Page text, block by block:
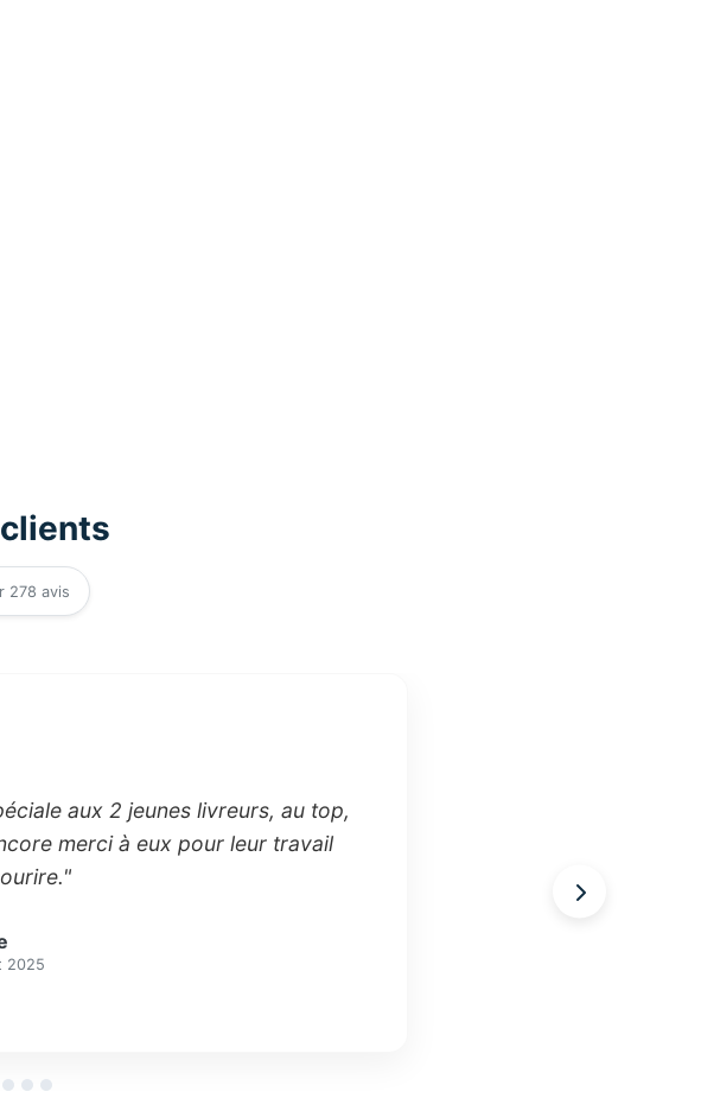
278 avis
aux 2 jeunes livreurs, au top,
merci à eux pour leur travail
2025